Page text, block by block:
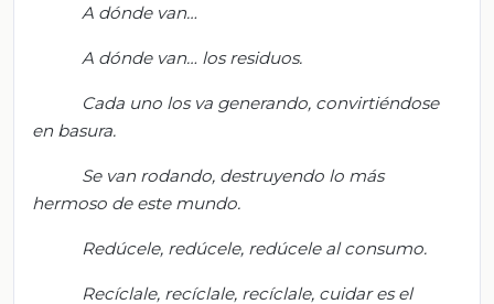
A dónde van…
A dónde van… los residuos.
Cada uno los va generando, convirtiéndose
en basura.
Se van rodando, destruyendo lo más
hermoso de este mundo.
Redúcele, redúcele, redúcele al consumo.
Recíclale, recíclale, recíclale, cuidar es el